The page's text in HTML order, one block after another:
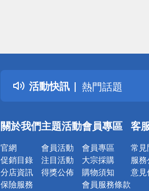
活動快訊
詐騙網頁！請
得獎公告
熱門話題
銀行優惠
詐騙網頁！請
關於我們
官網
促銷目錄
分店資訊
保險服務
主題活動
會員活動
注目活動
得獎公佈
會員專區
會員專區
大宗採購
購物須知
會員服務條款
客
常見
服
意見